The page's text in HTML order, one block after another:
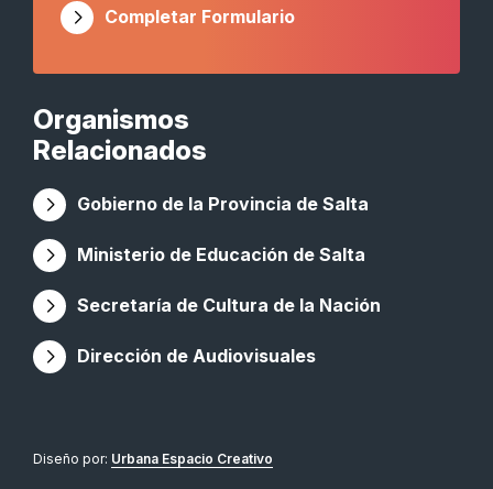
Organismos
Relacionados
Gobierno de la Provincia de Salta
Ministerio de Educación de Salta
Secretaría de Cultura de la Nación
Dirección de Audiovisuales
Completar Formulario
Diseño por: Urbana Espacio Creativo